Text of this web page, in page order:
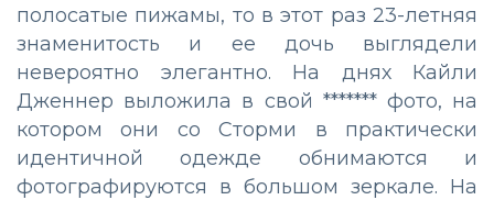
полосатые пижамы, то в этот раз 23-летняя
знаменитость и ее дочь выглядели
невероятно элегантно. На днях Кайли
Дженнер выложила в свой ******* фото, на
котором они со Сторми в практически
идентичной одежде обнимаются и
фотографируются в большом зеркале. На